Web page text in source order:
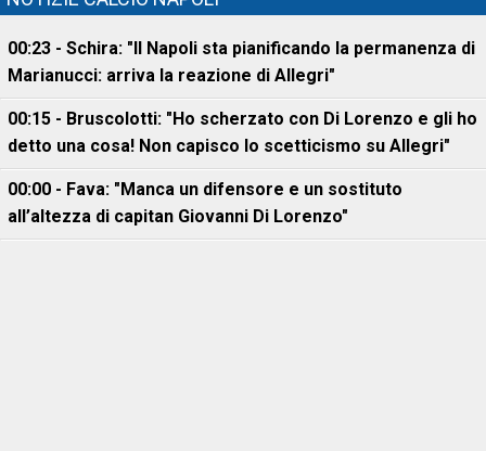
00:23 - Schira: "Il Napoli sta pianificando la permanenza di
Marianucci: arriva la reazione di Allegri"
00:15 - Bruscolotti: "Ho scherzato con Di Lorenzo e gli ho
detto una cosa! Non capisco lo scetticismo su Allegri"
00:00 - Fava: "Manca un difensore e un sostituto
all’altezza di capitan Giovanni Di Lorenzo"